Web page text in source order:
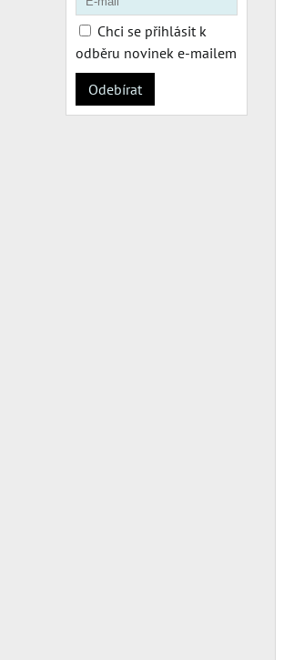
Chci se přihlásit k
odběru novinek e-mailem
Odebírat